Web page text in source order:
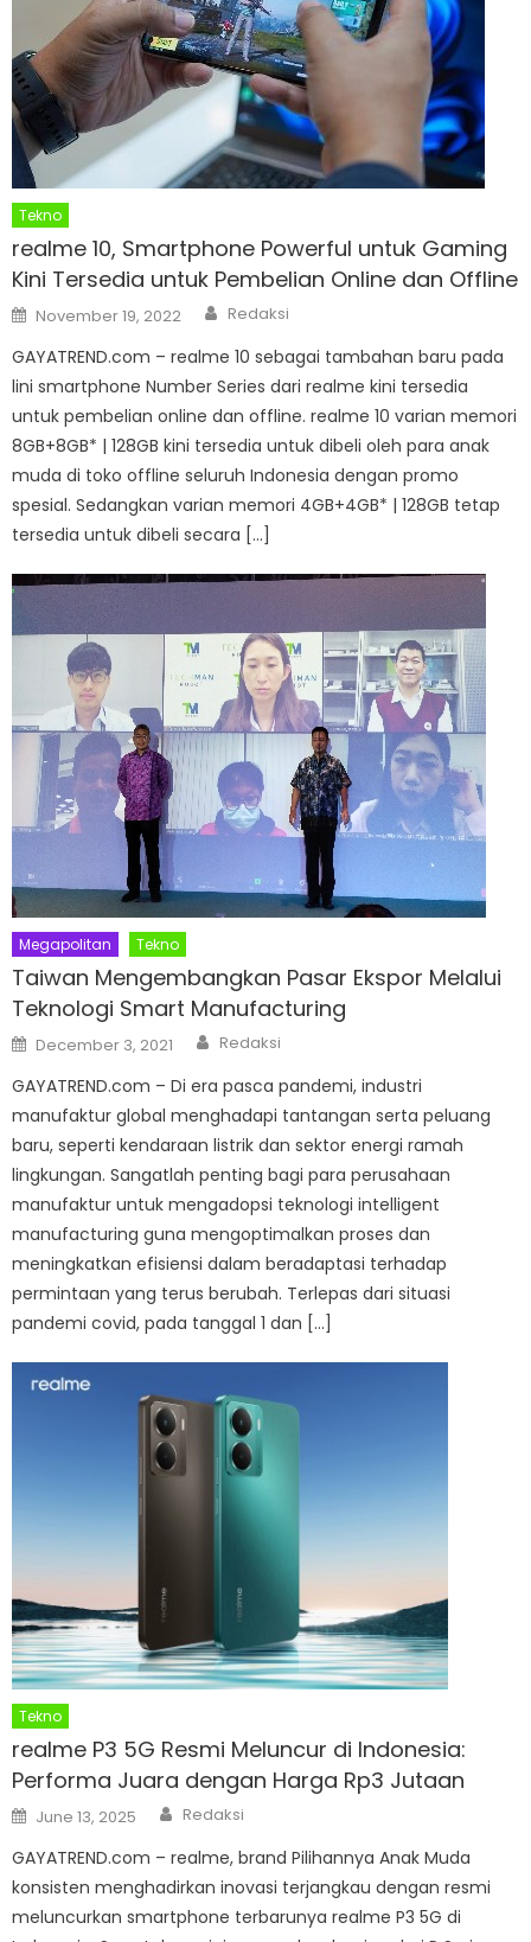
Tekno
realme 10, Smartphone Powerful untuk Gaming
Kini Tersedia untuk Pembelian Online dan Offline
Posted
on
November 19, 2022 Author
Redaksi
GAYATREND.com – realme 10 sebagai tambahan baru pada
lini smartphone Number Series dari realme kini tersedia
untuk pembelian online dan offline. realme 10 varian memori
8GB+8GB* | 128GB kini tersedia untuk dibeli oleh para anak
muda di toko offline seluruh Indonesia dengan promo
spesial. Sedangkan varian memori 4GB+4GB* | 128GB tetap
tersedia untuk dibeli secara […]
Megapolitan Tekno
Taiwan Mengembangkan Pasar Ekspor Melalui
Teknologi Smart Manufacturing
Posted
on
December 3, 2021 Author
Redaksi
GAYATREND.com – Di era pasca pandemi, industri
manufaktur global menghadapi tantangan serta peluang
baru, seperti kendaraan listrik dan sektor energi ramah
lingkungan. Sangatlah penting bagi para perusahaan
manufaktur untuk mengadopsi teknologi intelligent
manufacturing guna mengoptimalkan proses dan
meningkatkan efisiensi dalam beradaptasi terhadap
permintaan yang terus berubah. Terlepas dari situasi
pandemi covid, pada tanggal 1 dan […]
Tekno
realme P3 5G Resmi Meluncur di Indonesia:
Performa Juara dengan Harga Rp3 Jutaan
Posted
on
June 13, 2025 Author
Redaksi
GAYATREND.com – realme, brand Pilihannya Anak Muda
konsisten menghadirkan inovasi terjangkau dengan resmi
meluncurkan smartphone terbarunya realme P3 5G di